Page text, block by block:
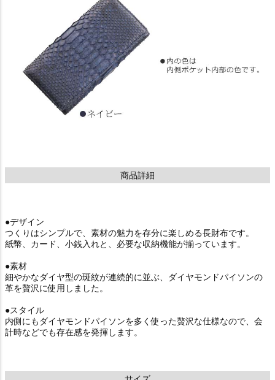
商品詳細
●デザイン
つくりはシンプルで、素材の魅力を存分に楽しめる長財布です。
紙幣、カード、小銭入れと、必要な収納機能が揃っています。
●素材
細やかなダイヤ型の斑紋が連続的に並ぶ、ダイヤモンドパイソンの
革を贅沢に使用しました。
●スタイル
内側にもダイヤモンドパイソンを多く使った贅沢な仕様なので、会
計時などでも存在感を発揮します。